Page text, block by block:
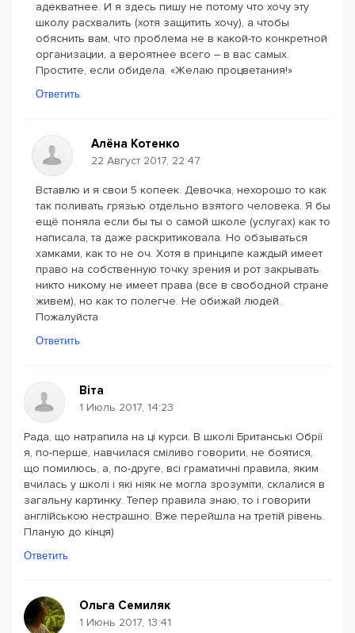
адекватнее. И я здесь пишу не потому что хочу эту
школу расхвалить (хотя защитить хочу), а чтобы
обяснить вам, что проблема не в какой-то конкретной
организации, а вероятнее всего – в вас самых.
Простите, если обидела. «Желаю процветания!»
Ответить
Алёна Котенко
22 Август 2017, 22:47
Вставлю и я свои 5 копеек. Девочка, нехорошо то как
так поливать грязью отдельно взятого человека. Я бы
ещё поняла если бы ты о самой школе (услугах) как то
написала, та даже раскритиковала. Но обзываться
хамками, как то не оч. Хотя в принципе каждый имеет
право на собственную точку зрения и рот закрывать
никто никому не имеет права (все в свободной стране
живем), но как то полегче. Не обижай людей.
Пожалуйста
Ответить
Віта
1 Июль 2017, 14:23
Рада, що натрапила на ці курси. В школі Британські Обрії
я, по-перше, навчилася сміливо говорити, не боятися,
що помилюсь, а, по-друге, всі граматичні правила, яким
вчилась у школі і які ніяк не могла зрозуміти, склалися в
загальну картинку. Тепер правила знаю, то і говорити
англійською нестрашно. Вже перейшла на третій рівень.
Планую до кінця)
Ответить
Ольга Семиляк
1 Июнь 2017, 13:41